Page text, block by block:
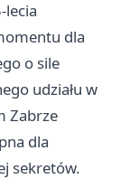
lecia
dla
o sile
udziału w
Zabrze
dla
sekretów.